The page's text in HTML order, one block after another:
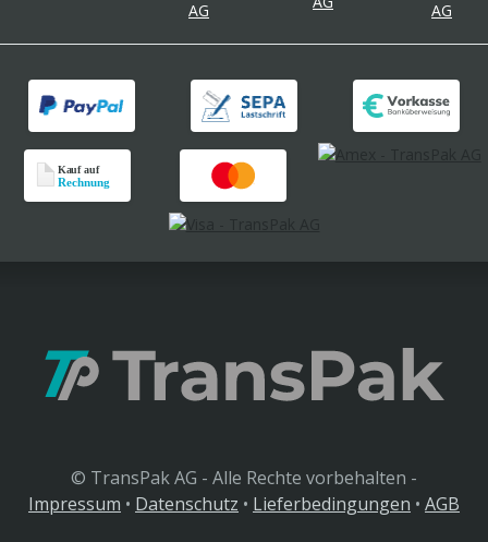
© TransPak AG - Alle Rechte vorbehalten -
Impressum • Datenschutz • Lieferbedingungen • AGB